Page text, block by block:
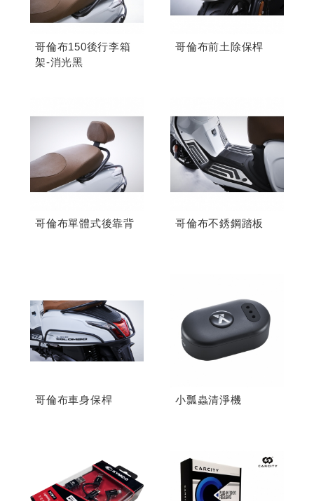
哥倫布150後行李箱
架-消光黑
哥倫布前土除保桿
哥倫布單體式後靠背 哥倫布不銹鋼踏板
哥倫布車身保桿 小瓢蟲清淨機